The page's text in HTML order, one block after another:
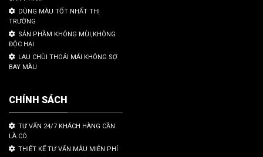
DÙNG MÀU TỐT NHẤT THỊ
TRƯỜNG
SẢN PHẦM KHÔNG MÙI,KHÔNG
ĐỘC HẠI
LAU CHÙI THOẢI MÁI KHÔNG SỢ
BAY MÀU
CHÍNH SÁCH
TƯ VẤN 24/7 KHÁCH HÀNG CẦN
LÀ CÓ
THIẾT KẾ TƯ VẤN MẪU MIỄN PHÍ